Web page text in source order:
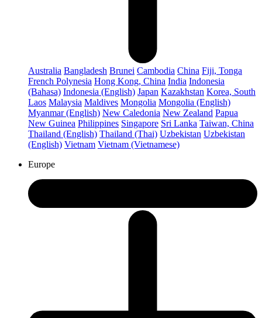
Australia Bangladesh Brunei Cambodia China Fiji, Tonga
French Polynesia Hong Kong, China India Indonesia
(Bahasa) Indonesia (English) Japan Kazakhstan Korea, South
Laos Malaysia Maldives Mongolia Mongolia (English)
Myanmar (English) New Caledonia New Zealand Papua
New Guinea Philippines Singapore Sri Lanka Taiwan, China
Thailand (English) Thailand (Thai) Uzbekistan Uzbekistan
(English) Vietnam Vietnam (Vietnamese)
Europe